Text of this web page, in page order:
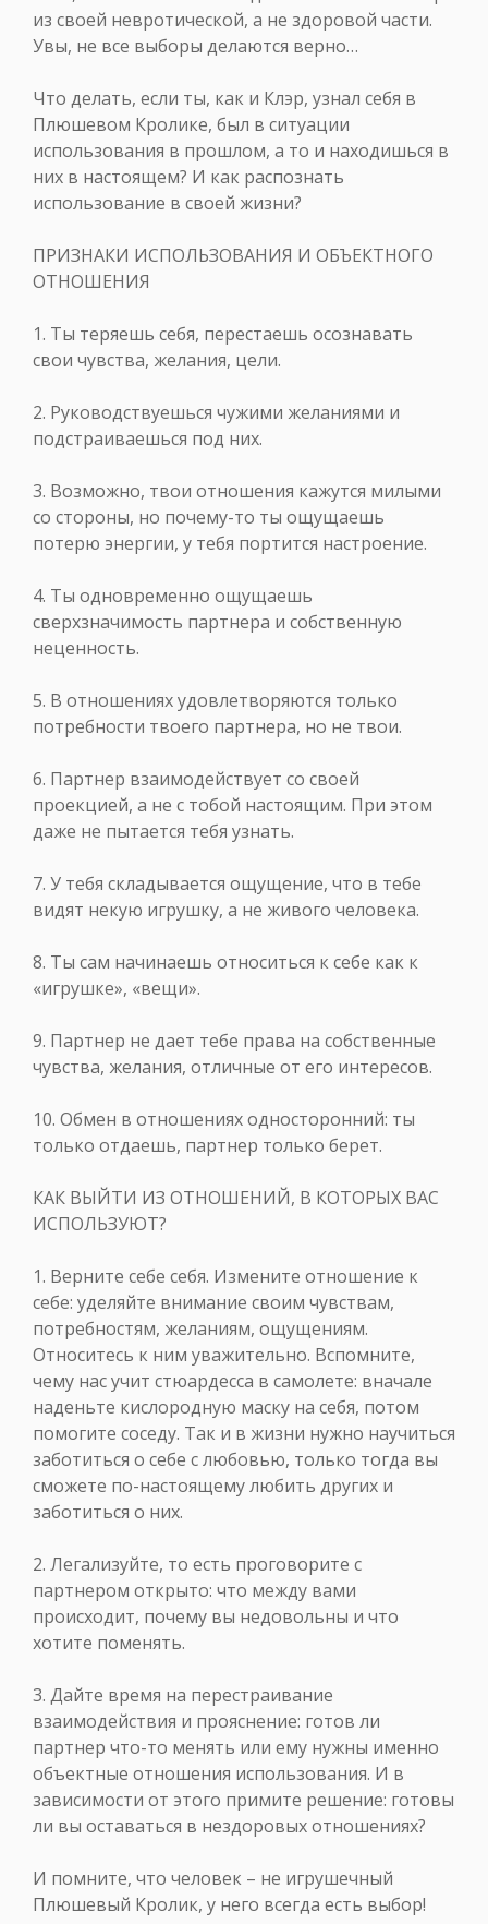
из своей невротической, а не здоровой части.
Увы, не все выборы делаются верно…
Что делать, если ты, как и Клэр, узнал себя в
Плюшевом Кролике, был в ситуации
использования в прошлом, а то и находишься в
них в настоящем? И как распознать
использование в своей жизни?
ПРИЗНАКИ ИСПОЛЬЗОВАНИЯ И ОБЪЕКТНОГО
ОТНОШЕНИЯ
1. Ты теряешь себя, перестаешь осознавать
свои чувства, желания, цели.
2. Руководствуешься чужими желаниями и
подстраиваешься под них.
3. Возможно, твои отношения кажутся милыми
со стороны, но почему-то ты ощущаешь
потерю энергии, у тебя портится настроение.
4. Ты одновременно ощущаешь
сверхзначимость партнера и собственную
неценность.
5. В отношениях удовлетворяются только
потребности твоего партнера, но не твои.
6. Партнер взаимодействует со своей
проекцией, а не с тобой настоящим. При этом
даже не пытается тебя узнать.
7. У тебя складывается ощущение, что в тебе
видят некую игрушку, а не живого человека.
8. Ты сам начинаешь относиться к себе как к
«игрушке», «вещи».
9. Партнер не дает тебе права на собственные
чувства, желания, отличные от его интересов.
10. Обмен в отношениях односторонний: ты
только отдаешь, партнер только берет.
КАК ВЫЙТИ ИЗ ОТНОШЕНИЙ, В КОТОРЫХ ВАС
ИСПОЛЬЗУЮТ?
1. Верните себе себя. Измените отношение к
себе: уделяйте внимание своим чувствам,
потребностям, желаниям, ощущениям.
Относитесь к ним уважительно. Вспомните,
чему нас учит стюардесса в самолете: вначале
наденьте кислородную маску на себя, потом
помогите соседу. Так и в жизни нужно научиться
заботиться о себе с любовью, только тогда вы
сможете по-настоящему любить других и
заботиться о них.
2. Легализуйте, то есть проговорите с
партнером открыто: что между вами
происходит, почему вы недовольны и что
хотите поменять.
3. Дайте время на перестраивание
взаимодействия и прояснение: готов ли
партнер что-то менять или ему нужны именно
объектные отношения использования. И в
зависимости от этого примите решение: готовы
ли вы оставаться в нездоровых отношениях?
И помните, что человек – не игрушечный
Плюшевый Кролик, у него всегда есть выбор!